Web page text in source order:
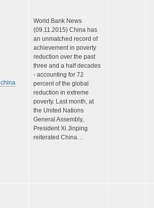
china
World Bank News
(09.11.2015) China has
an unmatched record of
achievement in poverty
reduction over the past
three and a half decades
- accounting for 72
percent of the global
reduction in extreme
poverty. Last month, at
the United Nations
General Assembly,
President Xi Jinping
reiterated China…